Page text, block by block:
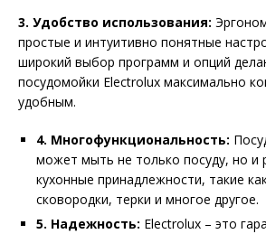
3. Удобство использования:
простые и интуитивно понятные
широкий выбор программ и опций
посудомойки Electrolux максимально
удобным.
4. Многофункциональность:
может мыть не только посуду, но и
кухонные принадлежности, такие
сковородки, терки и многое другое.
5. Надежность: Electrolux – это